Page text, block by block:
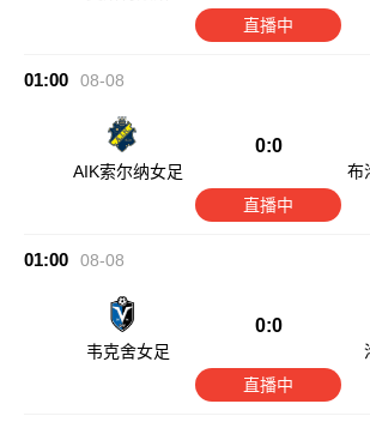
直播中
01:00 08-08
AIK索尔纳女足
0:0
布
直播中
01:00 08-08
韦克舍女足
0:0
直播中